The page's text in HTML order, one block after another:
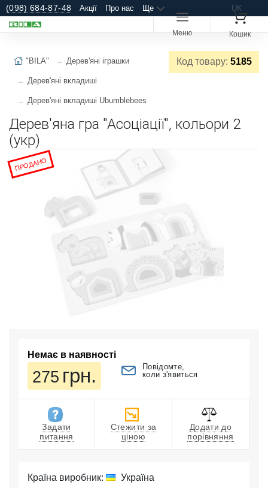
(098) 684-87-48 Акції Про нас Ще UK
Меню Кошик
Код товару: 5185
"BILA" Дерев'яні іграшки
Дерев'яні вкладиші
Дерев'яні вкладиші Ubumblebees
Дерев'яна гра "Асоціації", кольори 2
(укр)
ПРОДАНО
Немає в наявності
275 грн.
Повідомте,
коли з'явиться
Задати
питання
Стежити за
ціною
Додати до
порівняння
Країна виробник: Україна